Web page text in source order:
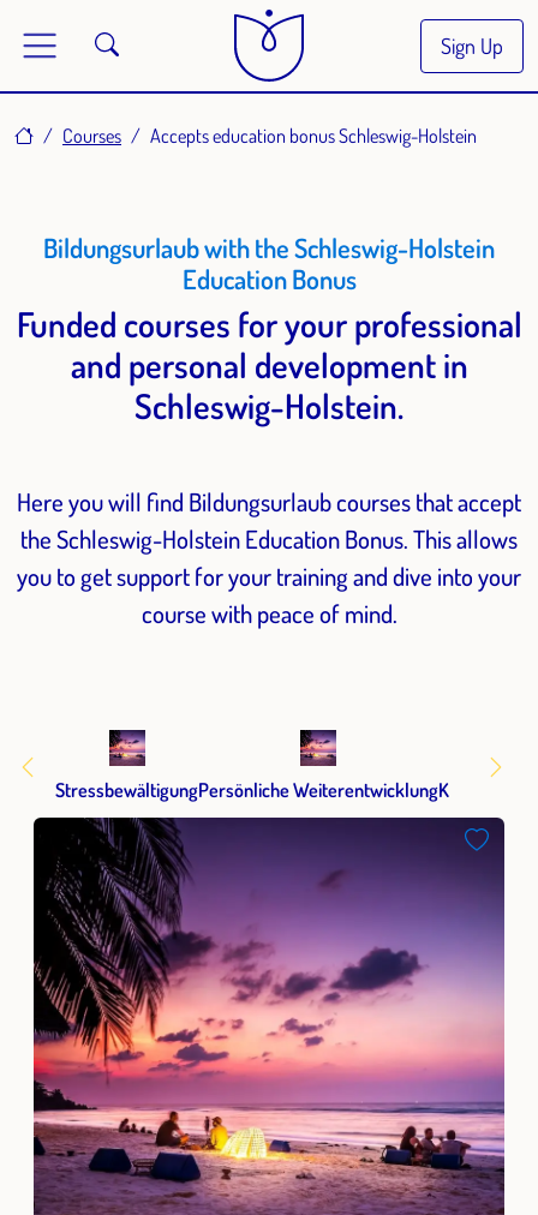
Sign Up
HomeCourses Accepts education bonus Schleswig-Holstein
Bildungsurlaub with the Schleswig-Holstein
Education Bonus
Funded courses for your professional
and personal development in
Schleswig-Holstein.
Here you will find Bildungsurlaub courses that accept
the Schleswig-Holstein Education Bonus. This allows
you to get support for your training and dive into your
course with peace of mind.
StressbewältigungPersönliche Weiterentwicklung